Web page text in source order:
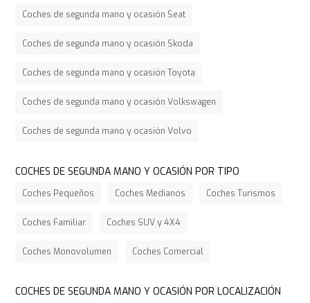
Coches de segunda mano y ocasión Seat
Coches de segunda mano y ocasión Skoda
Coches de segunda mano y ocasión Toyota
Coches de segunda mano y ocasión Volkswagen
Coches de segunda mano y ocasión Volvo
COCHES DE SEGUNDA MANO Y OCASIÓN POR TIPO
Coches Pequeños Coches Medianos Coches Turismos
Coches Familiar Coches SUV y 4X4
Coches Monovolumen Coches Comercial
COCHES DE SEGUNDA MANO Y OCASIÓN POR LOCALIZACIÓN